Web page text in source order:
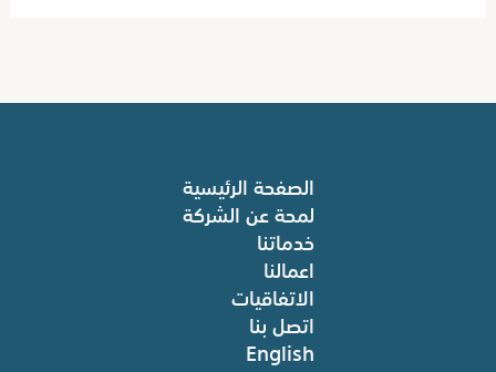
الصفحة الرئيسية
لمحة عن الشركة
خدماتنا
اعمالنا
الاتفاقيات
اتصل بنا
English